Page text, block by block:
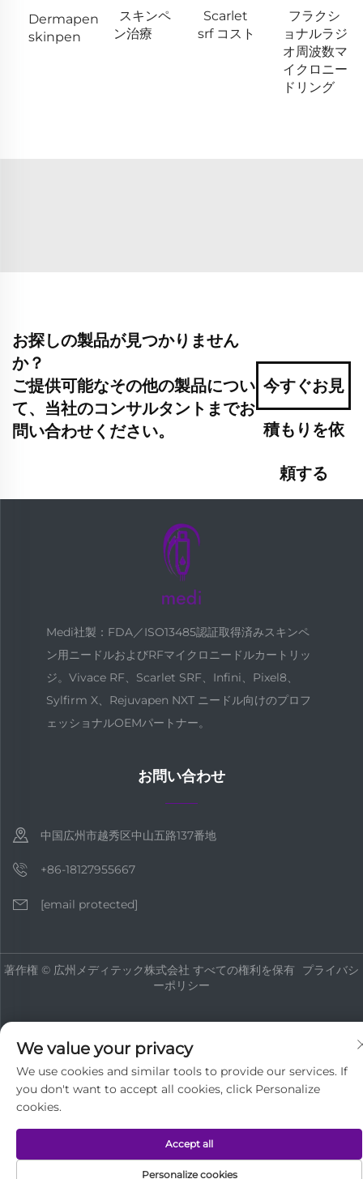
Dermapen
skinpen
スキンペ
ン治療
Scarlet
srf コスト
フラクシ
ョナルラジ
オ周波数マ
イクロニー
ドリング
お探しの製品が見つかりません
か？
ご提供可能なその他の製品につい
て、当社のコンサルタントまでお
問い合わせください。
今すぐお見
積もりを依
頼する
Medi社製：FDA／ISO13485認証取得済みスキンペ
ン用ニードルおよびRFマイクロニードルカートリッ
ジ。Vivace RF、Scarlet SRF、Infini、Pixel8、
Sylfirm X、Rejuvapen NXT ニードル向けのプロフ
ェッショナルOEMパートナー。
お問い合わせ
中国広州市越秀区中山五路137番地
+86-18127955667
[email protected]
著作権 © 広州メディテック株式会社 すべての権利を保有
プライバシ
ーポリシー
We value your privacy
We use cookies and similar tools to provide our services. If
you don't want to accept all cookies, click Personalize
cookies.
Personalize cookies
Accept all